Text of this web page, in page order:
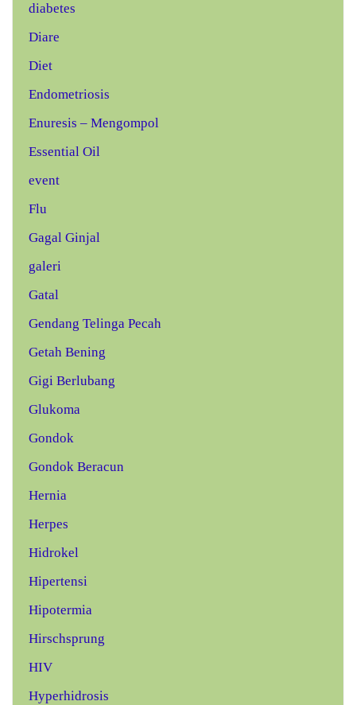
diabetes
Diare
Diet
Endometriosis
Enuresis – Mengompol
Essential Oil
event
Flu
Gagal Ginjal
galeri
Gatal
Gendang Telinga Pecah
Getah Bening
Gigi Berlubang
Glukoma
Gondok
Gondok Beracun
Hernia
Herpes
Hidrokel
Hipertensi
Hipotermia
Hirschsprung
HIV
Hyperhidrosis